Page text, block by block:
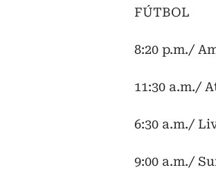
FÚTBOL
8:20 p.m./
11:30 a.m./
6:30 a.m./
9:00 a.m./